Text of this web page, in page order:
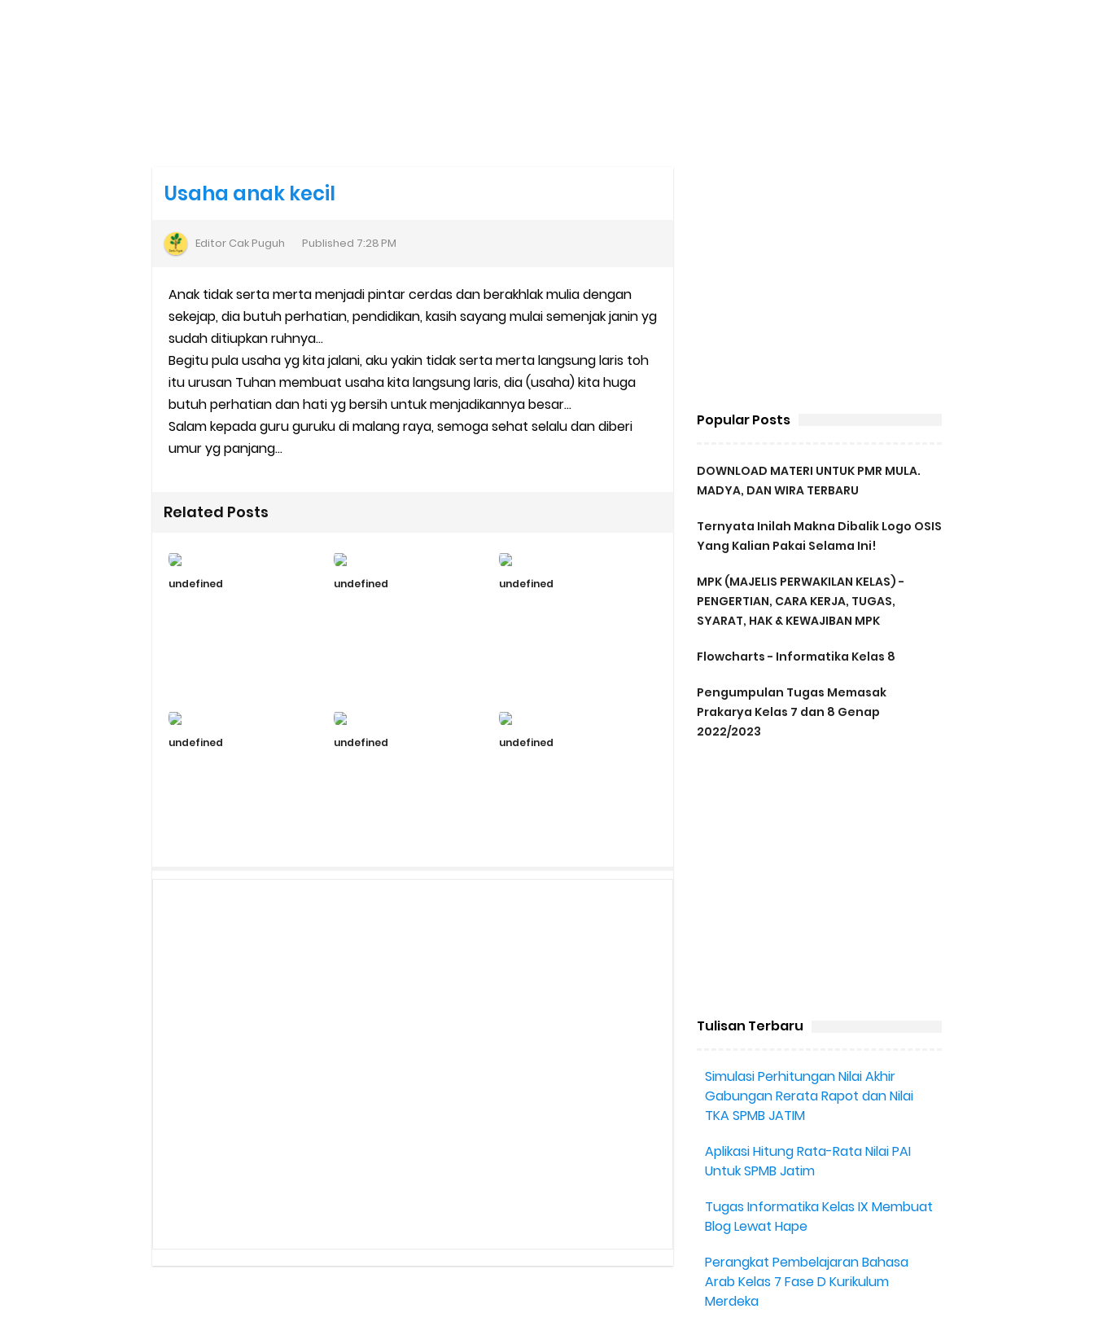
Usaha anak kecil
Editor Cak Puguh Published 7:28 PM
Anak tidak serta merta menjadi pintar cerdas dan berakhlak mulia dengan
sekejap, dia butuh perhatian, pendidikan, kasih sayang mulai semenjak janin yg
sudah ditiupkan ruhnya...
Begitu pula usaha yg kita jalani, aku yakin tidak serta merta langsung laris toh
itu urusan Tuhan membuat usaha kita langsung laris, dia (usaha) kita huga
butuh perhatian dan hati yg bersih untuk menjadikannya besar...
Salam kepada guru guruku di malang raya, semoga sehat selalu dan diberi
umur yg panjang...
Related Posts
undefined undefined undefined
undefined undefined undefined
Popular Posts
DOWNLOAD MATERI UNTUK PMR MULA.
MADYA, DAN WIRA TERBARU
Ternyata Inilah Makna Dibalik Logo OSIS
Yang Kalian Pakai Selama Ini!
MPK (MAJELIS PERWAKILAN KELAS) -
PENGERTIAN, CARA KERJA, TUGAS,
SYARAT, HAK & KEWAJIBAN MPK
Flowcharts - Informatika Kelas 8
Pengumpulan Tugas Memasak
Prakarya Kelas 7 dan 8 Genap
2022/2023
Tulisan Terbaru
Simulasi Perhitungan Nilai Akhir
Gabungan Rerata Rapot dan Nilai
TKA SPMB JATIM
Aplikasi Hitung Rata-Rata Nilai PAI
Untuk SPMB Jatim
Tugas Informatika Kelas IX Membuat
Blog Lewat Hape
Perangkat Pembelajaran Bahasa
Arab Kelas 7 Fase D Kurikulum
Merdeka